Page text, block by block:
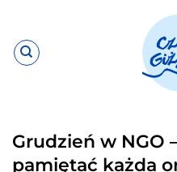
zawartości
Grudzień w NGO
pamiętać każda